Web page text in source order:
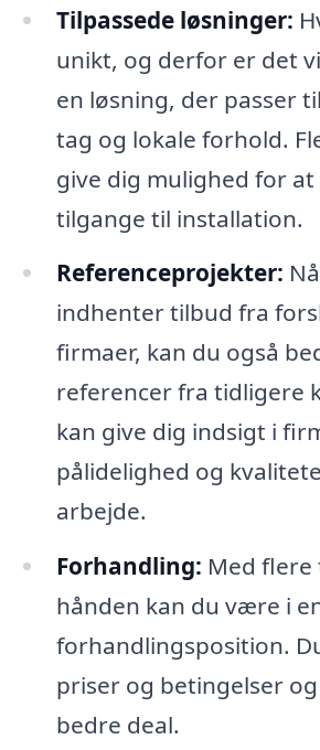
Tilpassede løsninger:
unikt, og derfor er det
en løsning, der passer
tag og lokale forhold.
give dig mulighed for at
tilgange til installation.
Referenceprojekter:
indhenter tilbud fra
firmaer, kan du også
referencer fra tidligere
kan give dig indsigt i
pålidelighed og
arbejde.
Forhandling: Med flere
hånden kan du være i
forhandlingsposition.
priser og betingelser
bedre deal.